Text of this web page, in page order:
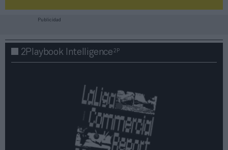
Publicidad
2Playbook Intelligence2P